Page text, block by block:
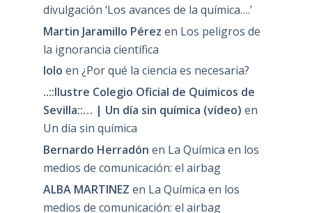
divulgación ‘Los avances de la química….’
Martin Jaramillo Pérez en Los peligros de
la ignorancia científica
lolo en ¿Por qué la ciencia es necesaria?
..::Ilustre Colegio Oficial de Quimicos de
Sevilla::… | Un día sin química (vídeo) en
Un día sin química
Bernardo Herradón en La Química en los
medios de comunicación: el airbag
ALBA MARTINEZ en La Química en los
medios de comunicación: el airbag